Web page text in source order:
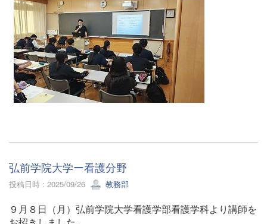
弘前学院大学ー看護分野
投稿日時 : 2025/09/26 教務部
９月８日（月）弘前学院大学看護学部看護学科より講師を